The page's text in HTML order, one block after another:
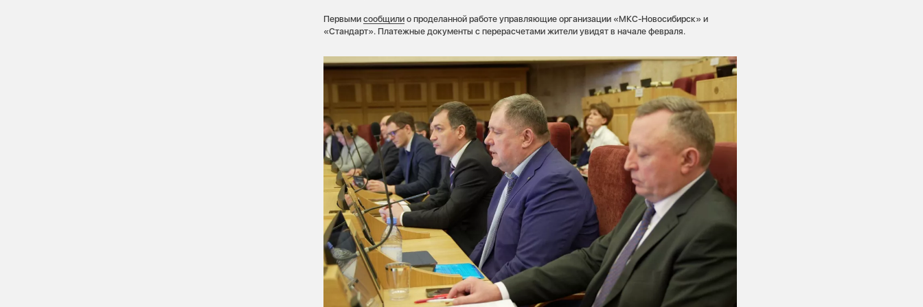
Первымисообщили о проделанной работе управляющие организации «МКС-Новосибирск» и
«Стандарт». Платежные документы с перерасчетами жители увидят в начале февраля.